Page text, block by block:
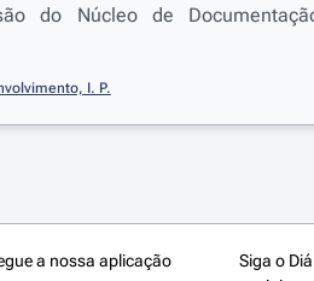
do Núcleo de
I. P.
a nossa aplicação
Siga o